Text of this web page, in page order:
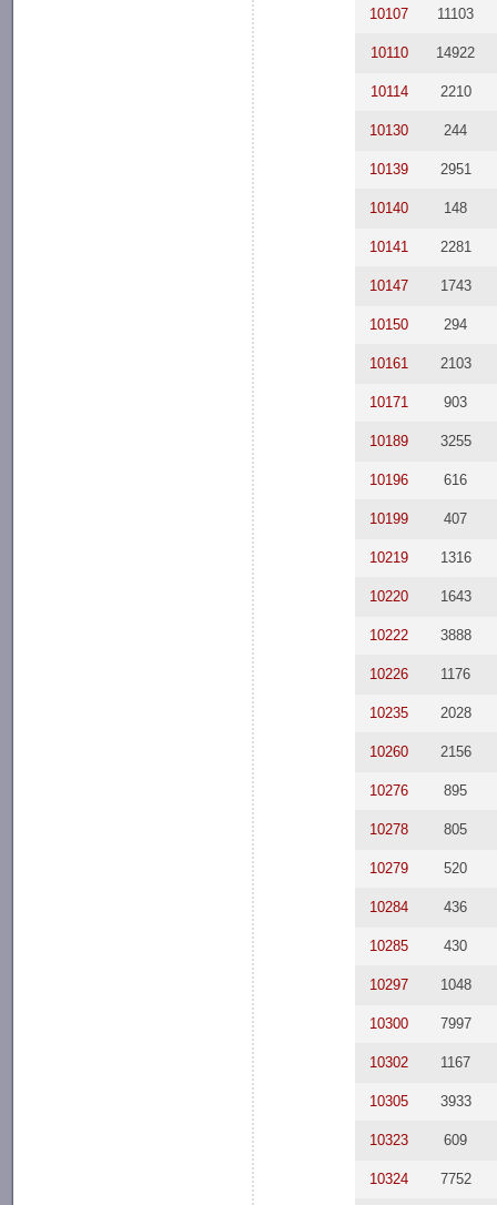
10107 11103
10110 14922
10114 2210
10130 244
10139 2951
10140 148
10141 2281
10147 1743
10150 294
10161 2103
10171 903
10189 3255
10196 616
10199 407
10219 1316
10220 1643
10222 3888
10226 1176
10235 2028
10260 2156
10276 895
10278 805
10279 520
10284 436
10285 430
10297 1048
10300 7997
10302 1167
10305 3933
10323 609
10324 7752